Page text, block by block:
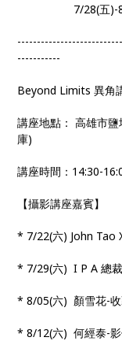
7/28(五)-8/20
-----------
Beyond Limits 異角
講座地點： 高雄市
庫)
講座時間：14:30-
【攝影講座嘉賓】
* 7/22(六) John Tao
* 7/29(六) I P A 總裁
* 8/05(六) 顏雪花-收
* 8/12(六) 何經泰-影